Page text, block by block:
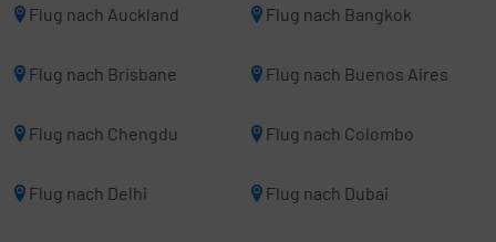
Flug nach Auckland Flug nach Bangkok
Flug nach Brisbane Flug nach Buenos Aires
Flug nach Chengdu Flug nach Colombo
Flug nach Delhi Flug nach Dubai